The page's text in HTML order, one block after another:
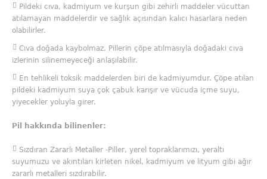
Pildeki cıva, kadmiyum ve kurşun gibi zehirli maddeler vücuttan
atılamayan maddelerdir ve sağlık açısından kalıcı hasarlara neden
olabilirler.
Cıva doğada kaybolmaz. Pillerin çöpe atılmasıyla doğadaki cıva
izlerinin silinemeyeceği anlaşılabilir.
En tehlikeli toksik maddelerden biri de kadmiyumdur. Çöpe atılan
pildeki kadmiyum suya çok çabuk karışır ve vücuda içme suyu,
yiyecekler yoluyla girer.
Pil hakkında bilinenler:
Sızdıran Zararlı Metaller -Piller, yerel topraklarımızı, yeraltı
suyumuzu ve akıntıları kirleten nikel, kadmiyum ve lityum gibi ağır
zararlı metalleri sızdırabilir.